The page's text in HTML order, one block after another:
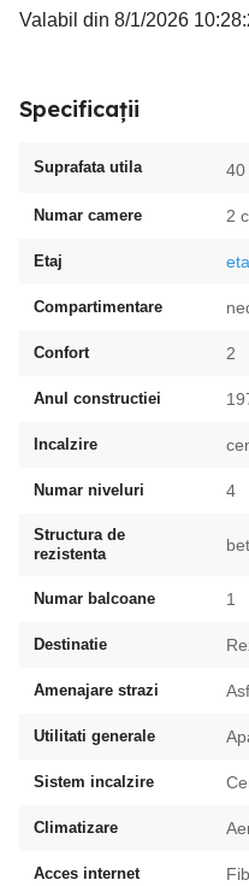
Valabil din 8/1/2026
Specificații
Suprafata utila 40
Numar camere 2
Etaj
Compartimentare
Confort 2
Anul constructiei
Incalzire
Numar niveluri 4
Structura de
rezistenta
Numar balcoane 1
Destinatie
Amenajare strazi
Utilitati generale
Sistem incalzire
Climatizare
Acces internet